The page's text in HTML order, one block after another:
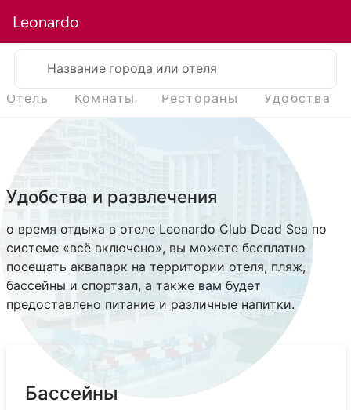
Leonardo
Название города или отеля
Отель Комнаты Рестораны Удобства
Удобства и развлечения
о время отдыха в отеле Leonardo Club Dead Sea по
системе «всё включено», вы можете бесплатно
посещать аквапарк на территории отеля, пляж,
бассейны и спортзал, а также вам будет
предоставлено питание и различные напитки.
Бассейны